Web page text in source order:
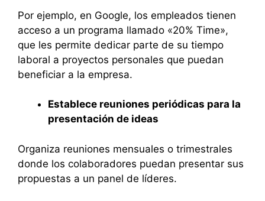
Por ejemplo, en Google, los empleados tienen
acceso a un programa llamado «20% Time»,
que les permite dedicar parte de su tiempo
laboral a proyectos personales que puedan
beneficiar a la empresa.
Establece reuniones periódicas para la
presentación de ideas
Organiza reuniones mensuales o trimestrales
donde los colaboradores puedan presentar sus
propuestas a un panel de líderes.